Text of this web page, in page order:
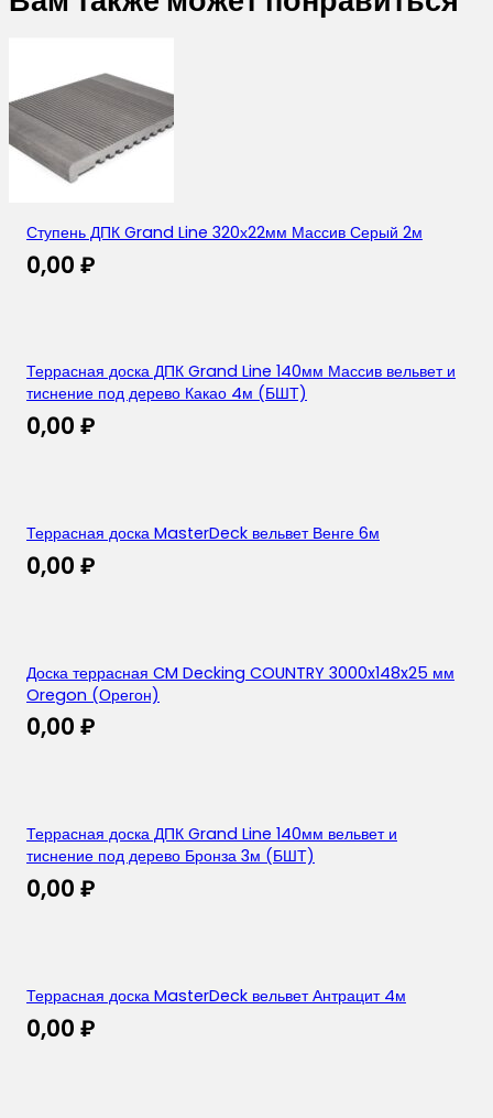
Ступень ДПК Grand Line 320х22мм Массив Серый 2м
0,00 ₽
Террасная доска ДПК Grand Line 140мм Массив вельвет и
тиснение под дерево Какао 4м (БШТ)
0,00 ₽
Террасная доска MasterDeck вельвет Венге 6м
0,00 ₽
Доска террасная CM Decking COUNTRY 3000x148x25 мм
Oregon (Орегон)
0,00 ₽
Террасная доска ДПК Grand Line 140мм вельвет и
тиснение под дерево Бронза 3м (БШТ)
0,00 ₽
Террасная доска MasterDeck вельвет Антрацит 4м
0,00 ₽